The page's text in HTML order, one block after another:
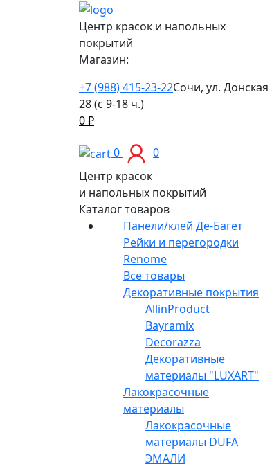
Центр красок и напольных
покрытий
Магазин:
+7 (988) 415-23-22Сочи, ул. Донская
28 (с 9-18 ч.)
0₽
0
0
Центр красок
и напольных покрытий
Каталог товаров
Панели/клей Де-Багет
Рейки и перегородки
Renome
Все товары
Декоративные покрытия
AllinProduct
Bayramix
Decorazza
Декоративные
материалы "LUXART"
Лакокрасочные
материалы
Лакокрасочные
материалы DUFA
ЭМАЛИ